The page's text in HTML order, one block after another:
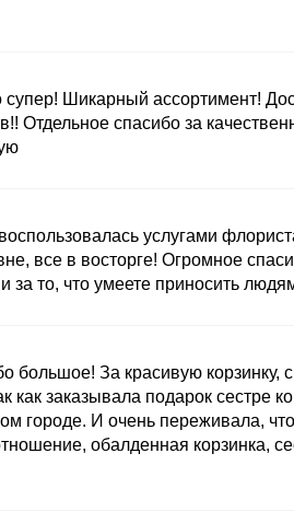
супер! Шикарный ассортимент!
Отдельное спасибо за
услугами
все в восторге! Огромное
и за то, что умеете приносить
большое! За красивую корзинку,
как заказывала подарок сестре
городе. И очень переживала,
обалденная корзинка,